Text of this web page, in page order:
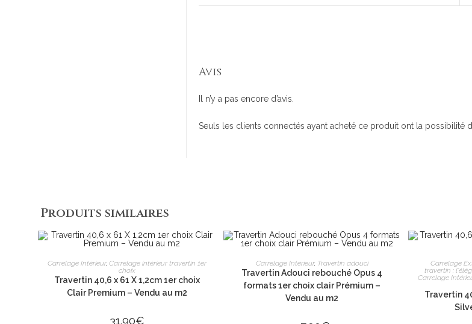
Avis
Il n’y a pas encore d’avis.
Seuls les clients connectés ayant acheté ce produit ont la possibilité
Produits similaires
AJOUTER AU PANIER
Carrelage Intérieur, Carrelage intérieur travertin 1er
choix
Travertin 40,6 x 61 X 1,2cm 1er choix
Clair Premium – Vendu au m2
31.90€
AJOUTER AU PANIER
Carrelage Intérieur, Travertin adouci
Travertin Adouci rebouché Opus 4
formats 1er choix clair Prémium –
Vendu au m2
Carrelage
travertin :
Carrelage
Travertin
3980 route de Saint Canadet
13100 Aix-en-Provence
06 26 16 98 12
INFORMATIONS
Livraison